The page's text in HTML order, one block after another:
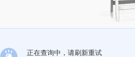
正在查询中，请刷新重试